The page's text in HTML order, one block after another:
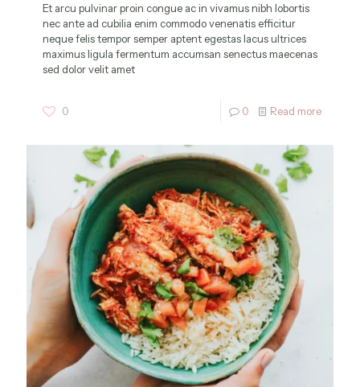
Et arcu pulvinar proin congue ac in vivamus nibh lobortis
nec ante ad cubilia enim commodo venenatis efficitur
neque felis tempor semper aptent egestas lacus ultrices
maximus ligula fermentum accumsan senectus maecenas
sed dolor velit amet
0 0 Read more